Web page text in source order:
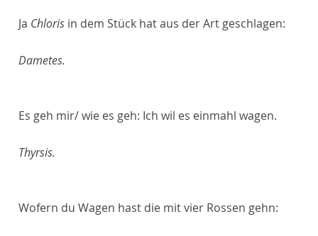
Ja Chloris in dem Stück hat aus der Art geschlagen:
Dametes.
Es geh mir/ wie es geh: Ich wil es einmahl wagen.
Thyrsis.
Wofern du Wagen hast die mit vier Rossen gehn: